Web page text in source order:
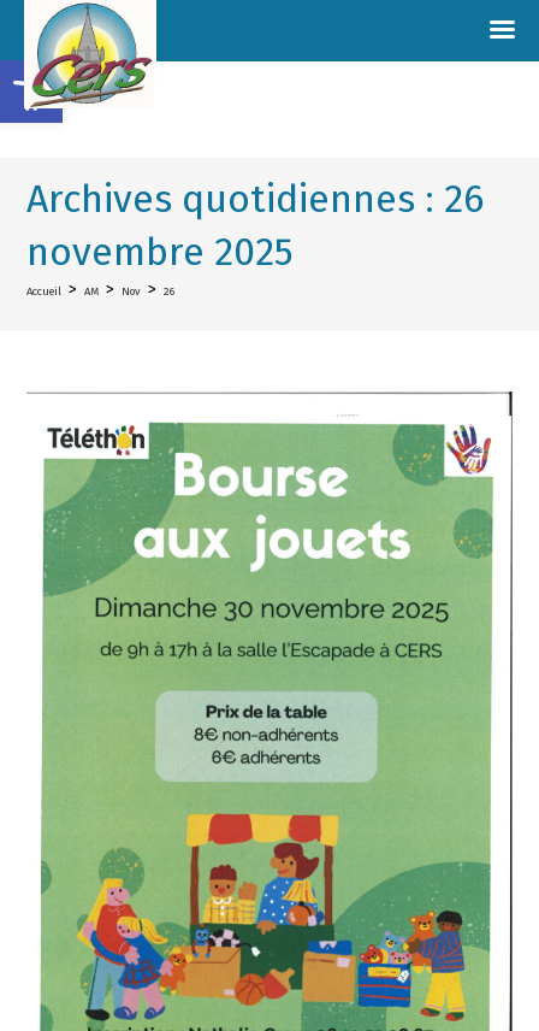
Archives quotidiennes : 26
novembre 2025
Accueil > AM > Nov > 26
Ouvrir la barre d’outils